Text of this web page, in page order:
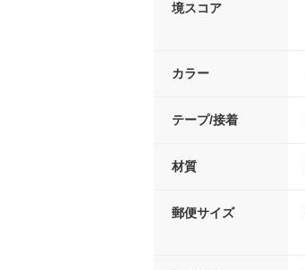
境スコア
カラー
テープ/接着
材質
郵便サイズ